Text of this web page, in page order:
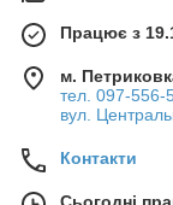
Працює з
м.
тел. 097-556-
вул.
Контакти